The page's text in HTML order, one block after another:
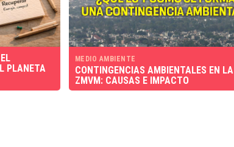
PLANETA
MEDIO AMBIENTE
CONTINGENCIAS AMBIENTALES EN LA
ZMVM: CAUSAS E IMPACTO